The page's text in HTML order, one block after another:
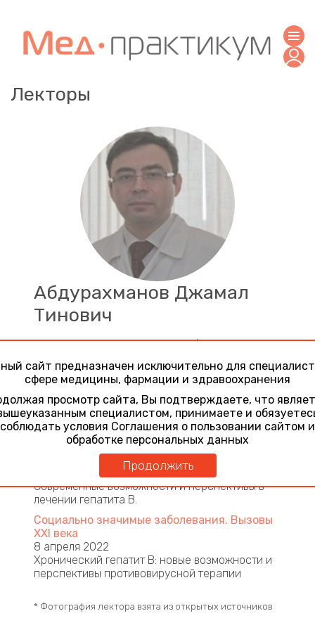
Лекторы
Абдурахманов Джамал
Тинович
доктор медицинских наук, профессор, доцент
«Первый Московский государственный
медицинский университет им. И.М. Сеченова»
Минздрава России (Москва)
Участие в конференциях
Социально значимые заболевания. Вызовы
XXI века. 2-й день.
9 апреля 2021
Современные возможности и перспективы в
лечении гепатита В.
Социально значимые заболевания. Вызовы
ХХI века
8 апреля 2022
Хронический гепатит В: новые возможности и
перспективы противовирусной терапии
* Фотография лектора взята из открытых источников
сайт предназначен исключительно для
сфере медицины, фармации и здравоохранения
просмотр сайта, Вы подтверждаете, что
специалистом, принимаете и
соблюдать условия Соглашения о пользовании сайтом и
обработке персональных данных
Продолжить